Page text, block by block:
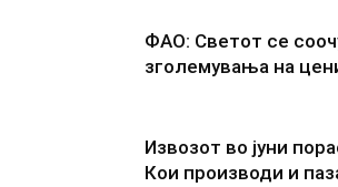
ФАО: Светот се
зголемувања на
Извозот во јуни
Кои производи и